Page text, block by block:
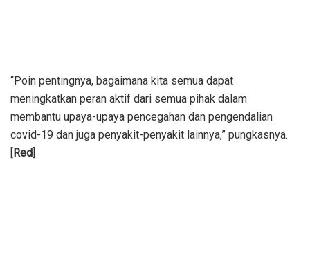
“Poin pentingnya, bagaimana kita semua dapat
meningkatkan peran aktif dari semua pihak dalam
membantu upaya-upaya pencegahan dan pengendalian
covid-19 dan juga penyakit-penyakit lainnya,” pungkasnya.
[Red]